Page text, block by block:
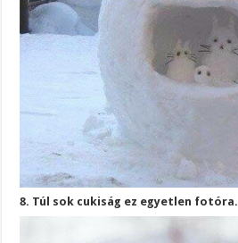
8. Túl sok cukiság ez egyetlen fotóra.